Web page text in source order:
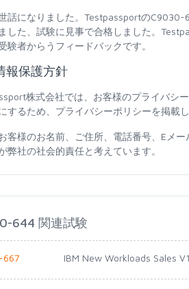
話になりました。Testpassportの
した、試験に見事で合格しました。
験者からうフィードバックです。
報保護方針
株式会社では、お客様のプライバシ
するため、プライバシーポリシーを掲載し
客様のお名前、ご住所、電話番号、Eメ
弊社の社会的責任と考えています。
644 関連試験
667 IBM New Workloads Sales V1